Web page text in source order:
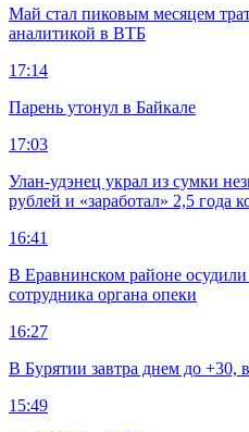
Май стал пиковым месяцем
аналитикой в ВТБ
17:14
Парень утонул в Байкале
17:03
Улан-удэнец украл из сумки
рублей и «заработал» 2,5 года
16:41
В Еравнинском районе
сотрудника органа опеки
16:27
В Бурятии завтра днем до +30,
15:49